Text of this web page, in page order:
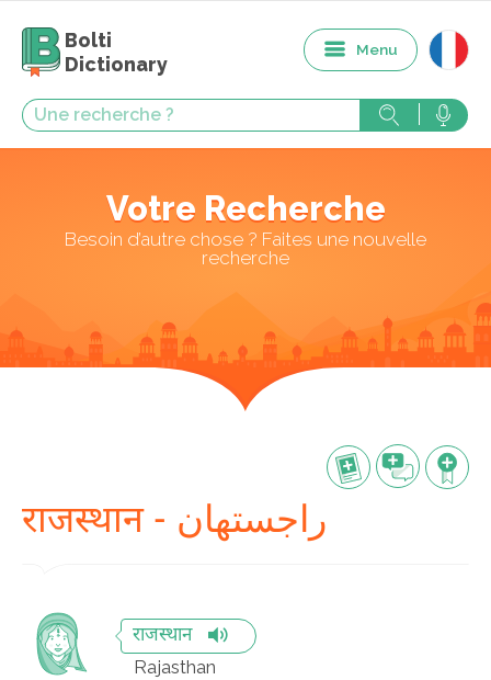
Bolti
Dictionary
Menu
Votre Recherche
Besoin d’autre chose ? Faites une nouvelle
recherche
राजस्थान - راجستھان
राजस्थान
Rajasthan